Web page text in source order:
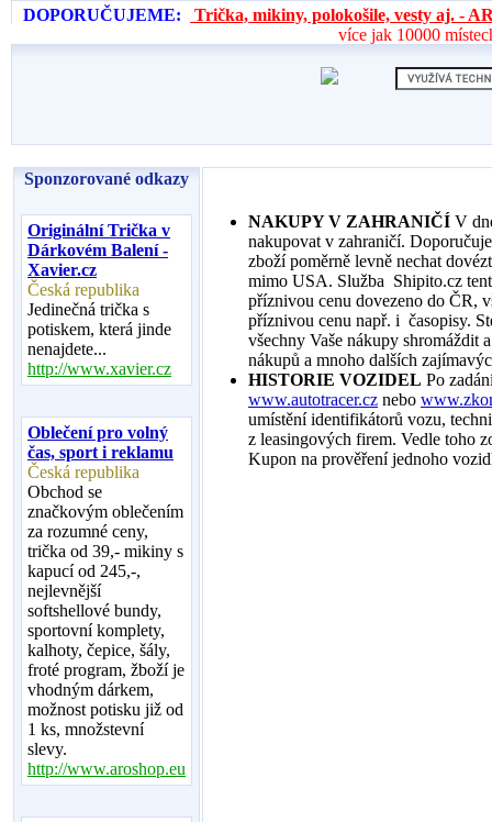
DOPORUČUJEME:
Trička, mikiny, polokošile, vesty aj. -
více jak 10000
Sponzorované odkazy
Originální Trička v
Dárkovém Balení -
Xavier.cz
Česká republika
Jedinečná trička s
potiskem, která jinde
nenajdete...
http://www.xavier.cz
Oblečení pro volný
čas, sport i reklamu
Česká republika
Obchod se
značkovým oblečením
za rozumné ceny,
trička od 39,- mikiny s
kapucí od 245,-,
nejlevnější
softshellové bundy,
sportovní komplety,
kalhoty, čepice, šály,
froté program, žboží je
vhodným dárkem,
možnost potisku již od
1 ks, množstevní
slevy.
http://www.aroshop.eu
NAKUPY V ZAHRANIČÍ V
nakupovat v zahraničí.
zboží poměrně levně nechat
mimo USA. Služba Shipito.cz
příznivou cenu dovezeno do ČR,
příznivou cenu např. i časopisy.
všechny Vaše nákupy shromáždit
nákupů a mnoho dalších
HISTORIE VOZIDEL Po
www.autotracer.cz nebo
umístění identifikátorů vozu,
z leasingových firem. Vedle toho
Kupon na prověření jednoho